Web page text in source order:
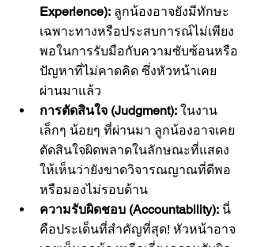
Experience): ลูกน้องอาจยังมีทักษะ
เฉพาะทางหรือประสบการณ์ไม่เพียง
พอในการรับมือกับความซับซ้อนหรือ
ปัญหาที่ไม่คาดคิด ซึ่งหัวหน้าเคย
ผ่านมาแล้ว
การตัดสินใจ (Judgment): ในงาน
เล็กๆ น้อยๆ ที่ผ่านมา ลูกน้องอาจเคย
ตัดสินใจผิดพลาดในลักษณะที่แสดง
ให้เห็นว่ายังขาดวิจารณญาณที่ดีพอ
หรือมองไม่รอบด้าน
ความรับผิดชอบ (Accountability): นี่
คือประเด็นที่สำคัญที่สุด! หัวหน้าอาจ